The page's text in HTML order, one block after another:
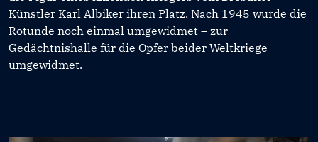
Künstler Karl Albiker ihren Platz. Nach 1945 wurde die
Rotunde noch einmal umgewidmet – zur
Gedächtnishalle für die Opfer beider Weltkriege
umgewidmet.